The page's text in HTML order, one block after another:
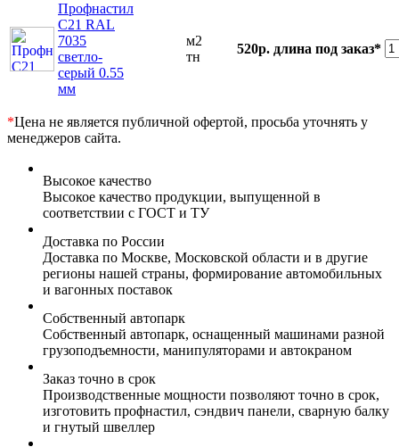
Профнастил
С21 RAL
7035
светло-
серый 0.55
мм
м2
тн
520р. длина под заказ*
*Цена не является публичной офертой, просьба уточнять у
менеджеров сайта.
Высокое качество
Высокое качество продукции, выпущенной в
соответствии с ГОСТ и ТУ
Доставка по России
Доставка по Москве, Московской области и в другие
регионы нашей страны, формирование автомобильных
и вагонных поставок
Собственный автопарк
Собственный автопарк, оснащенный машинами разной
грузоподъемности, манипуляторами и автокраном
Заказ точно в срок
Производственные мощности позволяют точно в срок,
изготовить профнастил, сэндвич панели, сварную балку
и гнутый швеллер